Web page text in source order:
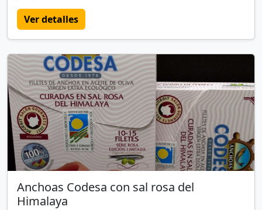
Ver detalles
Anchoas Codesa con sal rosa del
Himalaya